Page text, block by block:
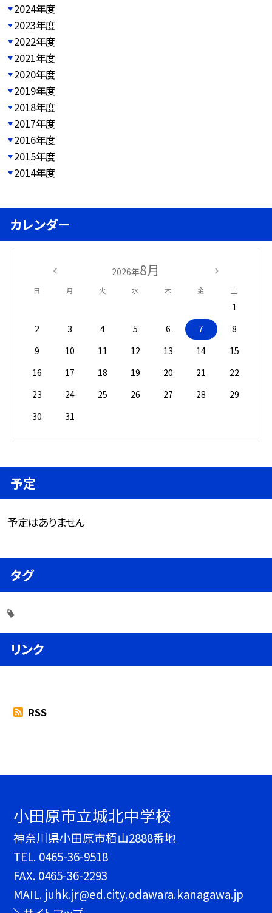
2024年度
2023年度
2022年度
2021年度
2020年度
2019年度
2018年度
2017年度
2016年度
2015年度
2014年度
カレンダー
2026年8月
日 月 火 水 木 金 土
1
2
3 4 5 6 7
8
9
10 11 12 13 14
15
16
17 18 19 20 21
22
23
24 25 26 27 28
29
30
31
予定
予定はありません
タグ
リンク
RSS
小田原市立城北中学校
神奈川県小田原市栢山2888番地
TEL. 0465-36-9518
FAX. 0465-36-2293
MAIL. juhk.jr@ed.city.odawara.kanagawa.jp